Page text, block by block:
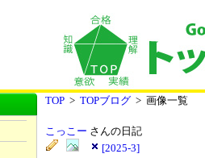
TOP > TOPブログ > 画像一覧
こっこー さんの日記
[2025-3]